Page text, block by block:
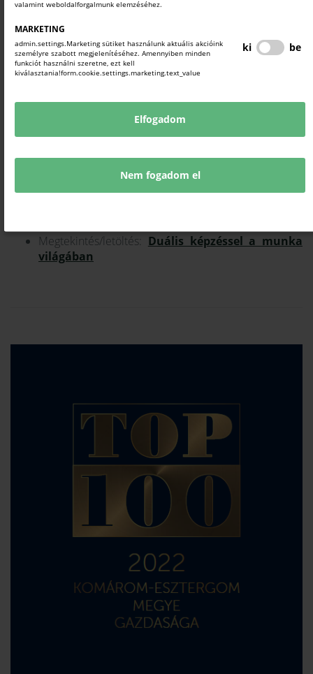
valamint weboldalforgalmunk elemzéséhez.
MARKETING
admin.settings.Marketing sütiket használunk aktuális akcióink
személyre szabott megjelenítéséhez. Amennyiben minden
funkciót használni szeretne, ezt kell
kiválasztania!form.cookie.settings.marketing.text_value
ki be
Elfogadom
Nem fogadom el
Az MKIK a területi kamarákkal együttműködve a
duális képzés 2020 elején hatályba lépett új
jogszabályi környezetében azon dolgozik, hogy a
legrészletesebben tájékoztassa a megújúlt
szakképzési rendszerről és az abban rejlő
A tájékoztatás számos csatornán folyik, ennek egyik
eleme az éves szakmai kiadványunk, amelynek
jelenlegi 2022-es változatában az aktuális állapotot
Megtekintés/letöltés: Duális képzéssel a munka
világában